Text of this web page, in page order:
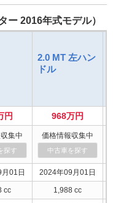
ー 2016年式モデル）
2.0 MT 左ハン
ドル
円 968万円
集中
探す
価格情報収集中
中古車を探す
01日 2024年09月01日
cc 1,988 cc